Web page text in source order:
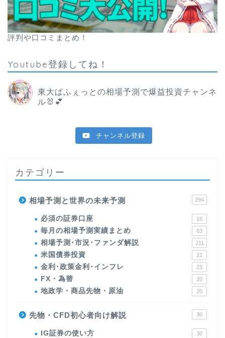
評判や口コミまとめ！
Youtube登録してね！
東大ぱふぇっとの相場予測で爆益投資チャンネ
ル🐰💕
チャンネル登録
カテゴリー
相場予測と世界の未来予測 294
必須の証券口座 16
毎月の相場予測実績まとめ 63
相場予測･市況･ファンダ解説 211
米国債券投資 21
金利･政策金利･インフレ 23
FX・為替 20
地政学・商品先物・原油 20
先物・CFD初心者向け解説 30
IG証券の使い方 30